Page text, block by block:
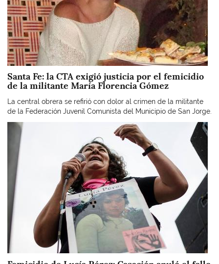
Santa Fe: la CTA exigió justicia por el femicidio
de la militante María Florencia Gómez
La central obrera se refirió con dolor al crimen de la militante
de la Federación Juvenil Comunista del Municipio de San Jorge.
Imagen